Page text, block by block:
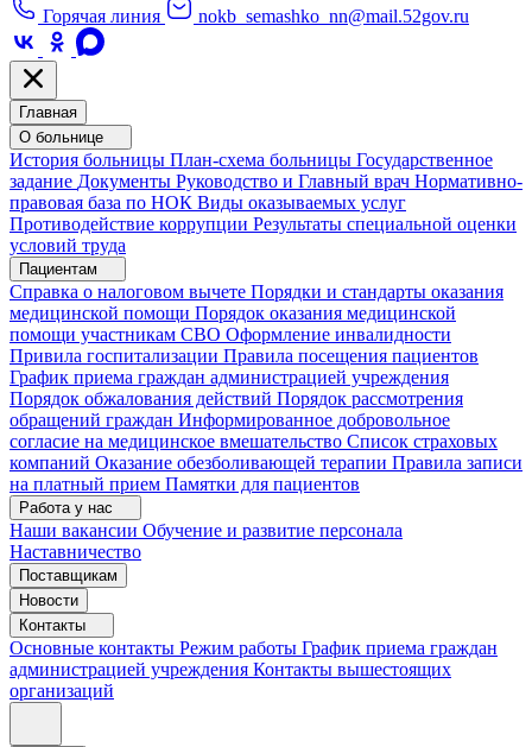
Горячая линия
nokb_semashko_nn@mail.52gov.ru
Главная
О больнице
История больницы План-схема больницы Государственное
задание Документы Руководство и Главный врач Нормативно-
правовая база по НОК Виды оказываемых услуг
Противодействие коррупции Результаты специальной оценки
условий труда
Пациентам
Справка о налоговом вычете Порядки и стандарты оказания
медицинской помощи Порядок оказания медицинской
помощи участникам СВО Оформление инвалидности
Привила госпитализации Правила посещения пациентов
График приема граждан администрацией учреждения
Порядок обжалования действий Порядок рассмотрения
обращений граждан Информированное добровольное
согласие на медицинское вмешательство Список страховых
компаний Оказание обезболивающей терапии Правила записи
на платный прием Памятки для пациентов
Работа у нас
Наши вакансии Обучение и развитие персонала
Наставничество
Поставщикам
Новости
Контакты
Основные контакты Режим работы График приема граждан
администрацией учреждения Контакты вышестоящих
организаций